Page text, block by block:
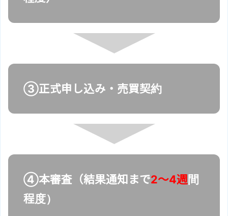
③正式申し込み・売買契約
④本審査（結果通知まで2～4週間
程度）